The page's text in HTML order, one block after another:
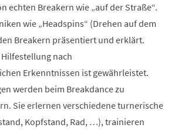
echten Breakern wie „auf der Straße“.
wie „Headspins“ (Drehen auf dem
Breakern präsentiert und erklärt.
nach
Erkenntnissen ist gewährleistet.
werden beim Breakdance zu
Sie erlernen verschiedene turnerische
Kopfstand, Rad, …), trainieren